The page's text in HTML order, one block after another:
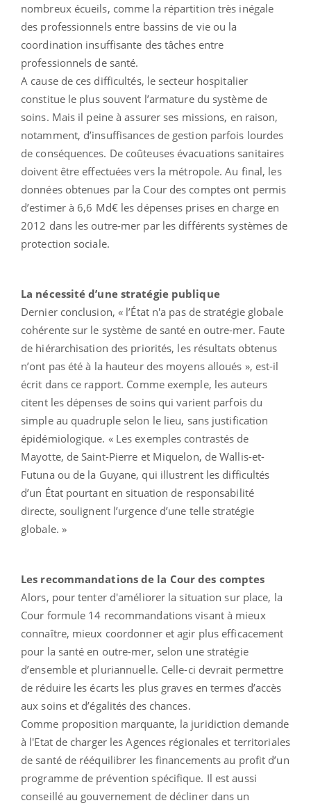
nombreux écueils, comme la répartition très inégale
des professionnels entre bassins de vie ou la
coordination insuffisante des tâches entre
professionnels de santé.
A cause de ces difficultés, le secteur hospitalier
constitue le plus souvent l’armature du système de
soins. Mais il peine à assurer ses missions, en raison,
notamment, d’insuffisances de gestion parfois lourdes
de conséquences. De coûteuses évacuations sanitaires
doivent être effectuées vers la métropole. Au final, les
données obtenues par la Cour des comptes ont permis
d’estimer à 6,6 Md€ les dépenses prises en charge en
2012 dans les outre-mer par les différents systèmes de
protection sociale.
La nécessité d’une stratégie publique
Dernier conclusion, « l’État n'a pas de stratégie globale
cohérente sur le système de santé en outre-mer. Faute
de hiérarchisation des priorités, les résultats obtenus
n’ont pas été à la hauteur des moyens alloués », est-il
écrit dans ce rapport. Comme exemple, les auteurs
citent les dépenses de soins qui varient parfois du
simple au quadruple selon le lieu, sans justification
épidémiologique. « Les exemples contrastés de
Mayotte, de Saint-Pierre et Miquelon, de Wallis-et-
Futuna ou de la Guyane, qui illustrent les difficultés
d’un État pourtant en situation de responsabilité
directe, soulignent l’urgence d’une telle stratégie
globale. »
Les recommandations de la Cour des comptes
Alors, pour tenter d'améliorer la situation sur place, la
Cour formule 14 recommandations visant à mieux
connaître, mieux coordonner et agir plus efficacement
pour la santé en outre-mer, selon une stratégie
d’ensemble et pluriannuelle. Celle-ci devrait permettre
de réduire les écarts les plus graves en termes d’accès
aux soins et d’égalités des chances.
Comme proposition marquante, la juridiction demande
à l'Etat de charger les Agences régionales et territoriales
de santé de rééquilibrer les financements au profit d’un
programme de prévention spécifique. Il est aussi
conseillé au gouvernement de décliner dans un